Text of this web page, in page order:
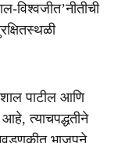
विश्वजीत’नीतीची
पाटील आणि
त्याचपद्धतीने
भाजपने